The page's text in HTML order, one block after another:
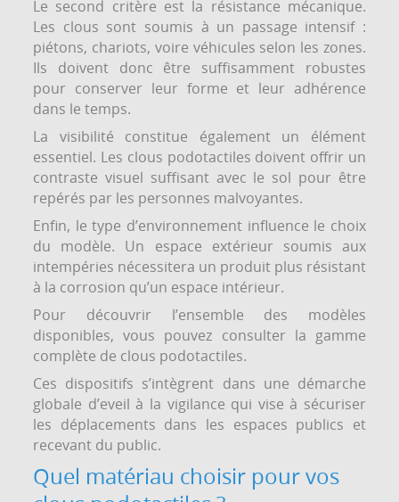
Le second critère est la résistance mécanique.
Les clous sont soumis à un passage intensif :
piétons, chariots, voire véhicules selon les zones.
Ils doivent donc être suffisamment robustes
pour conserver leur forme et leur adhérence
dans le temps.
La visibilité constitue également un élément
essentiel. Les clous podotactiles doivent offrir un
contraste visuel suffisant avec le sol pour être
repérés par les personnes malvoyantes.
Enfin, le type d’environnement influence le choix
du modèle. Un espace extérieur soumis aux
intempéries nécessitera un produit plus résistant
à la corrosion qu’un espace intérieur.
Pour découvrir l’ensemble des modèles
disponibles, vous pouvez consulter la gamme
complète de clous podotactiles.
Ces dispositifs s’intègrent dans une démarche
globale d’eveil à la vigilance qui vise à sécuriser
les déplacements dans les espaces publics et
recevant du public.
Quel matériau choisir pour vos